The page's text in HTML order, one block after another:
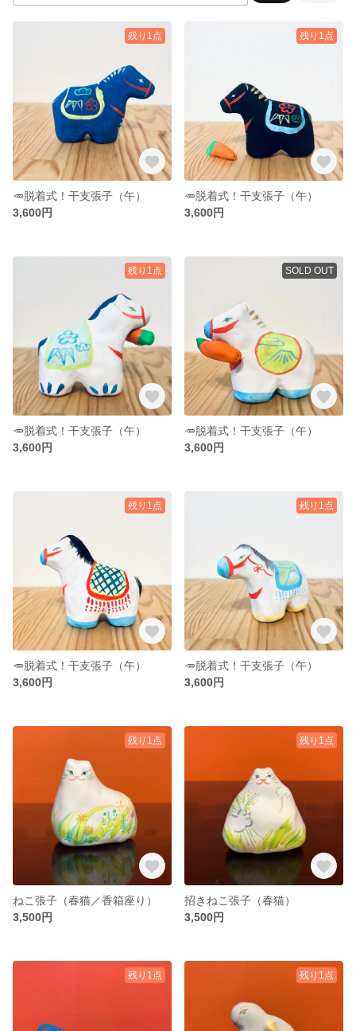
残り1点
🥕脱着式！干支張子（午）
3,600円
残り1点
🥕脱着式！干支張子（午）
3,600円
残り1点
🥕脱着式！干支張子（午）
3,600円
SOLD OUT
🥕脱着式！干支張子（午）
3,600円
残り1点
🥕脱着式！干支張子（午）
3,600円
残り1点
🥕脱着式！干支張子（午）
3,600円
残り1点
ねこ張子（春猫／香箱座り）
3,500円
残り1点
招きねこ張子（春猫）
3,500円
残り1点 残り1点